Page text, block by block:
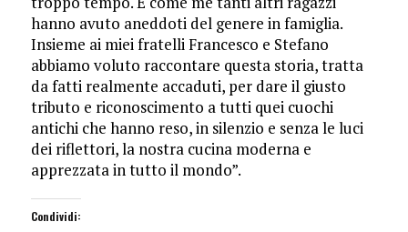
hanno avuto aneddoti del genere in famiglia.
Insieme ai miei fratelli Francesco e Stefano
abbiamo voluto raccontare questa storia, tratta
da fatti realmente accaduti, per dare il giusto
tributo e riconoscimento a tutti quei cuochi
antichi che hanno reso, in silenzio e senza le luci
dei riflettori, la nostra cucina moderna e
apprezzata in tutto il mondo”.
Condividi: